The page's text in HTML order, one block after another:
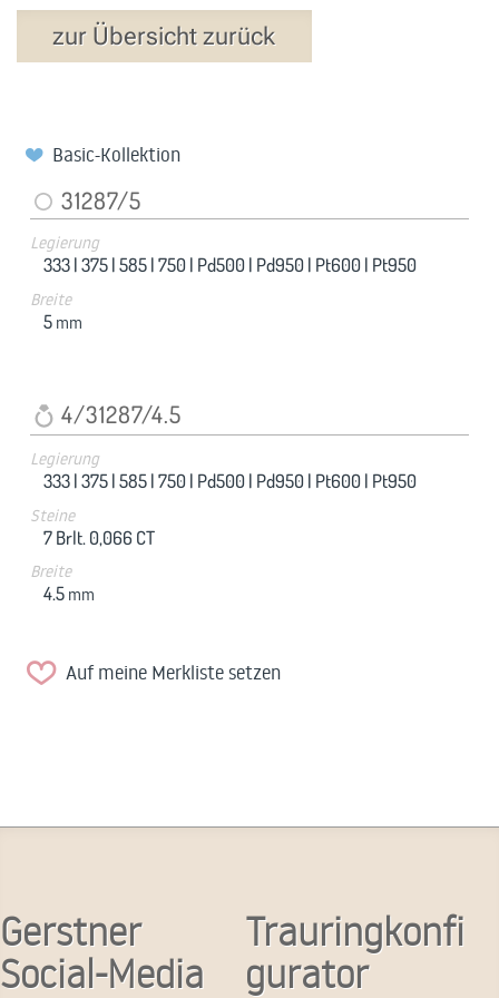
zur Übersicht zurück
Basic-Kollektion
31287/5
Legierung
333 |375 |585 |750 | Pd500 | Pd950 | Pt600 | Pt950
Breite
5 mm
4/31287/4.5
Legierung
333 |375 |585 |750 | Pd500 | Pd950 | Pt600 | Pt950
Steine
7 Brlt. 0,066 CT
Breite
4.5 mm
Auf meine Merkliste setzen
Gerstner
Social-Media
Trauringkonfi
gurator